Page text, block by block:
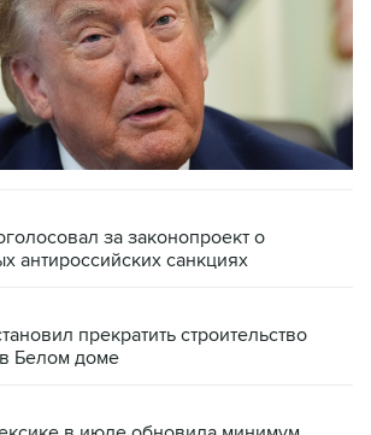
за законопроект о
антироссийских санкциях
прекратить строительство
Белом доме